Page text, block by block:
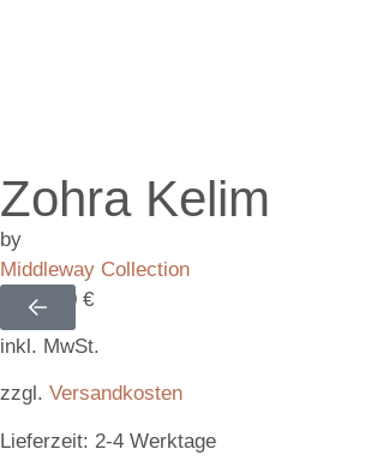
Zohra Kelim
by
Middleway Collection
3.600,00 €
inkl. MwSt.
zzgl. Versandkosten
Lieferzeit: 2-4 Werktage